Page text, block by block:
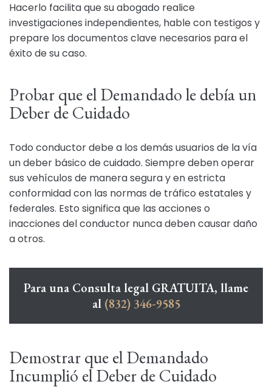
Hacerlo facilita que su abogado realice
investigaciones independientes, hable con testigos y
prepare los documentos clave necesarios para el
éxito de su caso.
Probar que el Demandado le debía un
Deber de Cuidado
Todo conductor debe a los demás usuarios de la vía
un deber básico de cuidado. Siempre deben operar
sus vehículos de manera segura y en estricta
conformidad con las normas de tráfico estatales y
federales. Esto significa que las acciones o
inacciones del conductor nunca deben causar daño
a otros.
Para una Consulta legal GRATUITA, llame
al (832) 346-9585
Demostrar que el Demandado
Incumplió el Deber de Cuidado